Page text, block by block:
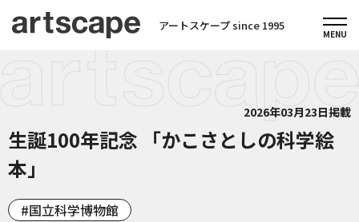
アートスケープ since 1995
2026年03月23日掲載
生誕100年記念 「かこさとしの科学絵
本」
国立科学博物館